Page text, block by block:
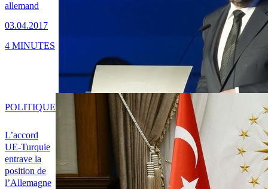
allemand
03.04.2017
4 MINUTES
L’accord
UE-Turquie
entrave la
position de
l’Allemagne
POLITIQUE